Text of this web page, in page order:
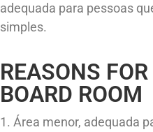
adequada para pessoas
simples.
REASONS
BOARD ROOM
1. Área menor, adequada